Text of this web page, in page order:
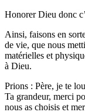
Honorer Dieu donc
Ainsi, faisons en
de vie, que nous
matérielles et
à Dieu.
Prions : Père, je te
Ta grandeur, merci
nous as choisis et